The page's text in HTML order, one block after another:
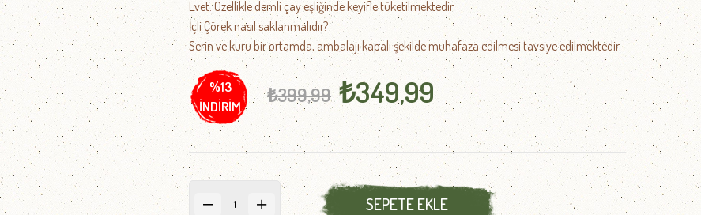
Evet. Özellikle demli çay eşliğinde keyifle tüketilmektedir.
İçli Çörek nasıl saklanmalıdır?
Serin ve kuru bir ortamda, ambalajı kapalı şekilde muhafaza edilmesi tavsiye edilmektedir.
%13
İNDIRIM
₺399,99 ₺349,99